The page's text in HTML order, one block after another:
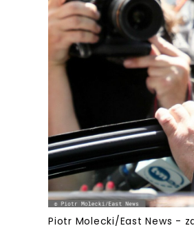
Piotr Molecki/East News -